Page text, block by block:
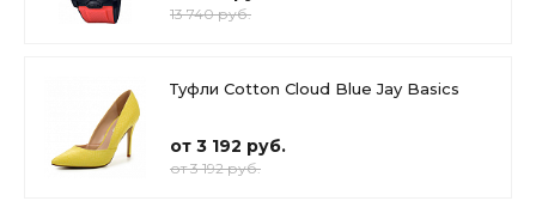
13 740 руб.
Туфли Cotton Cloud Blue Jay Basics
от 3 192 руб.
от 3 192 руб.